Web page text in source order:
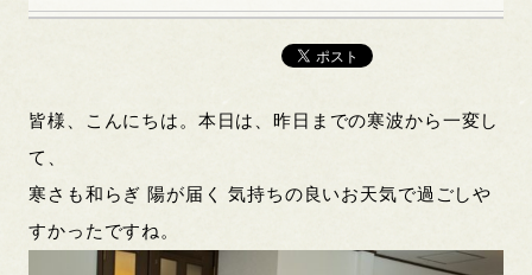
皆様、こんにちは。本日は、昨日までの寒波から一変し
て、
寒さも和らぎ 陽が届く 気持ちの良いお天気で過ごしや
すかったですね。